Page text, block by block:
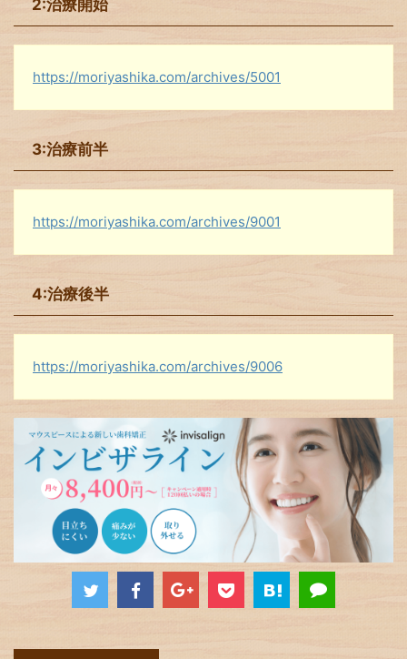
2:治療開始
https://moriyashika.com/archives/5001
3:治療前半
https://moriyashika.com/archives/9001
4:治療後半
https://moriyashika.com/archives/9006